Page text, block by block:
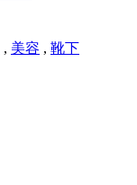
, 美容 , 靴下